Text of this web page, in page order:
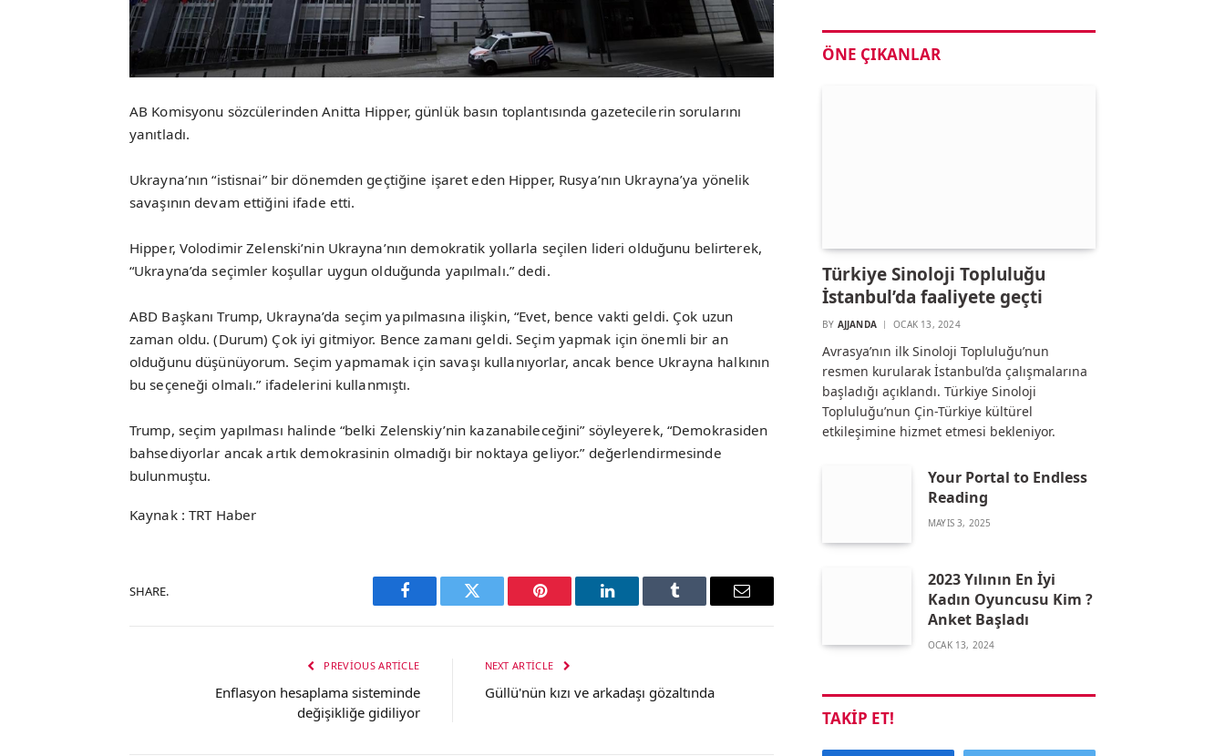
AB Komisyonu sözcülerinden Anitta Hipper, günlük basın toplantısında gazetecilerin sorularını
yanıtladı.
Ukrayna’nın “istisnai” bir dönemden geçtiğine işaret eden Hipper, Rusya’nın Ukrayna’ya yönelik
savaşının devam ettiğini ifade etti.
Hipper, Volodimir Zelenski’nin Ukrayna’nın demokratik yollarla seçilen lideri olduğunu belirterek,
“Ukrayna’da seçimler koşullar uygun olduğunda yapılmalı.” dedi.
ABD Başkanı Trump, Ukrayna’da seçim yapılmasına ilişkin, “Evet, bence vakti geldi. Çok uzun
zaman oldu. (Durum) Çok iyi gitmiyor. Bence zamanı geldi. Seçim yapmak için önemli bir an
olduğunu düşünüyorum. Seçim yapmamak için savaşı kullanıyorlar, ancak bence Ukrayna halkının
bu seçeneği olmalı.” ifadelerini kullanmıştı.
Trump, seçim yapılması halinde “belki Zelenskiy’nin kazanabileceğini” söyleyerek, “Demokrasiden
bahsediyorlar ancak artık demokrasinin olmadığı bir noktaya geliyor.” değerlendirmesinde
bulunmuştu.
Kaynak : TRT Haber
SHARE.
Facebook Twitter Pinterest LinkedIn Tumblr Email
PREVIOUS ARTICLE
Enflasyon hesaplama sisteminde
değişikliğe gidiliyor
NEXT ARTICLE
Güllü'nün kızı ve arkadaşı gözaltında
ÖNE ÇIKANLAR
Türkiye Sinoloji Topluluğu
İstanbul’da faaliyete geçti
BY AJJANDA OCAK 13, 2024
Avrasya’nın ilk Sinoloji Topluluğu’nun
resmen kurularak İstanbul’da çalışmalarına
başladığı açıklandı. Türkiye Sinoloji
Topluluğu’nun Çin-Türkiye kültürel
etkileşimine hizmet etmesi bekleniyor.
Your Portal to Endless
Reading
MAYIS 3, 2025
2023 Yılının En İyi
Kadın Oyuncusu Kim ?
Anket Başladı
OCAK 13, 2024
TAKIP ET!